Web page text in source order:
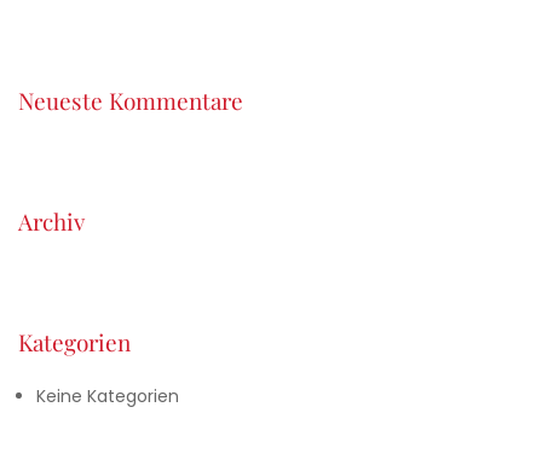
Neueste Kommentare
Archiv
Kategorien
Keine Kategorien